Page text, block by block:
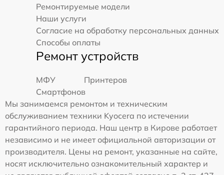
Ремонтируемые модели
Наши услуги
Согласие на обработку персональных данных
Способы оплаты
Ремонт устройств
МФУ
Принтеров
Смартфонов
Мы занимаемся ремонтом и техническим
обслуживанием техники Kyocera по истечении
гарантийного периода. Наш центр в Кирове работает
независимо и не имеет официальной авторизации от
производителя. Цены на ремонт, указанные на сайте,
носят исключительно ознакомительный характер и